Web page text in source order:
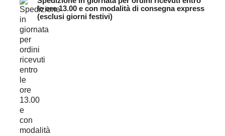
le ore 13.00 e con modalità di consegna express
(esclusi giorni festivi)